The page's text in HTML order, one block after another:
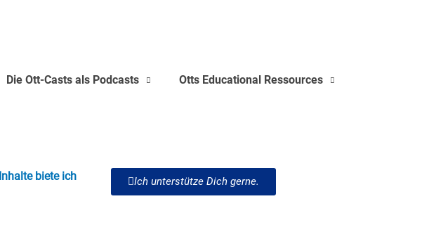
Die Ott-Casts als Podcasts Otts Educational Ressources
biete ich
Ich unterstütze Dich gerne.